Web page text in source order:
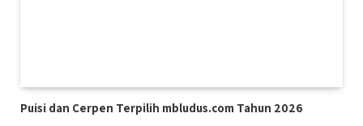
Puisi dan Cerpen Terpilih mbludus.com Tahun 2026